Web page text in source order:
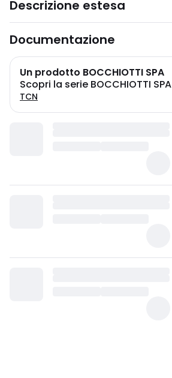
Descrizione estesa
Documentazione
Un prodotto BOCCHIOTTI SPA
Scopri la serie BOCCHIOTTI SPA
TCN